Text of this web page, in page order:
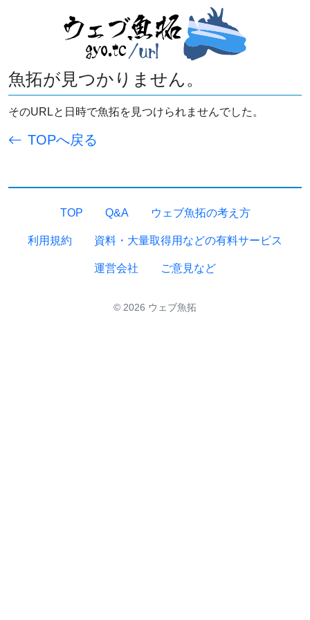
魚拓が見つかりません。
そのURLと日時で魚拓を見つけられませんでした。
TOPへ戻る
TOP Q&A ウェブ魚拓の考え方
利用規約 資料・大量取得用などの有料サービス
運営会社 ご意見など
© 2026 ウェブ魚拓